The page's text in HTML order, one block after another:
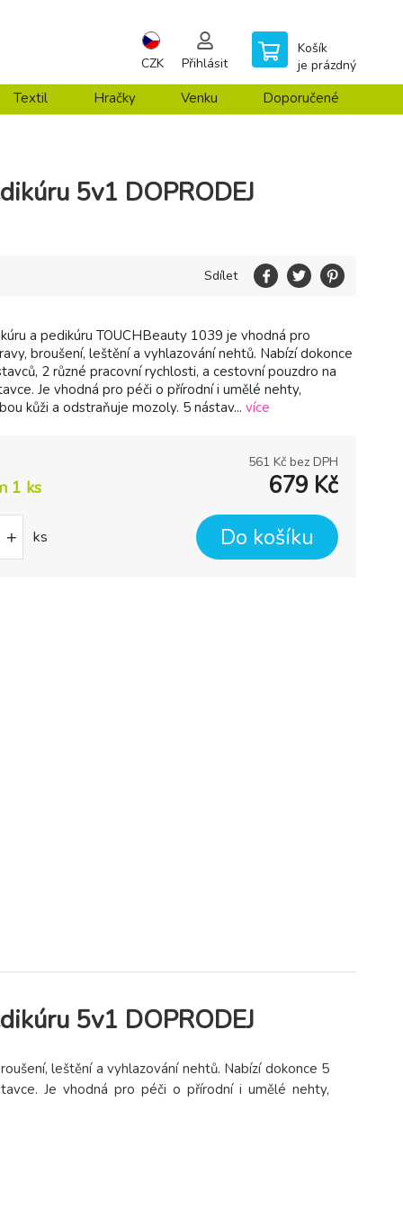
CZK Přihlásit
Košík
je prázdný
Textil Hračky Venku Doporučené
5v1 DOPRODEJ
a pedikúru TOUCHBeauty 1039 je vhodná pro
broušení, leštění a vyhlazování nehtů. Nabízí dokonce
2 různé pracovní rychlosti, a cestovní pouzdro na
Je vhodná pro péči o přírodní i umělé nehty,
kůži a odstraňuje mozoly. 5 nástav... více
561 Kč bez DPH
1 ks 679 Kč
+ ks Do košíku
Sdílet
5v1 DOPRODEJ
leštění a vyhlazování nehtů. Nabízí dokonce 5
Je vhodná pro péči o přírodní i umělé nehty,